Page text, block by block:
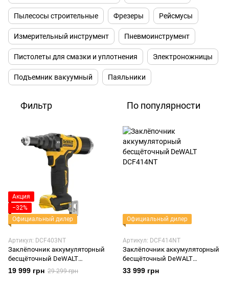
Пылесосы строительные Фрезеры Рейсмусы
Измерительный инструмент Пневмоинструмент
Пистолеты для смазки и уплотнения Электроножницы
Подъемник вакуумный Паяльники
Фильтр По популярности
Акция
−32%
Официальный дилер
Артикул: DCF403NT
Заклёпочник аккумуляторный
бесщёточный DeWALT
DCF403NT
19 999 грн 29 299 грн
Официальный дилер
Артикул: DCF414NT
Заклёпочник аккумуляторный
бесщёточный DeWALT
DCF414NT
33 999 грн